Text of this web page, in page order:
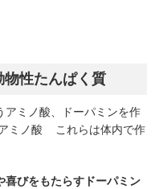
物性たんぱく質
アミノ酸、ドーパミンを作
ミノ酸 これらは体内で作
喜びをもたらすドーパミン